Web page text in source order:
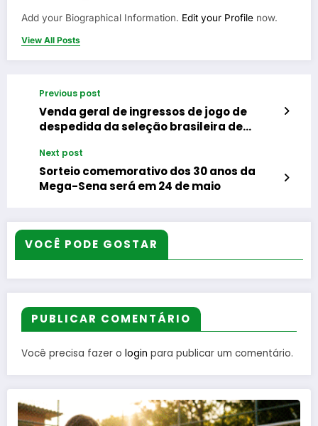
Add your Biographical Information. Edit your Profile now.
View All Posts
Previous post
Venda geral de ingressos de jogo de
despedida da seleção brasileira de
Next post
Sorteio comemorativo dos 30 anos da
Mega-Sena será em 24 de maio
VOCÊ PODE GOSTAR
PUBLICAR COMENTÁRIO
Você precisa fazer o login para publicar um comentário.